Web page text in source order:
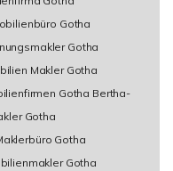
Gotha
Gotha
Makler Gotha
Gotha Bertha-
Gotha
Gotha
Gotha